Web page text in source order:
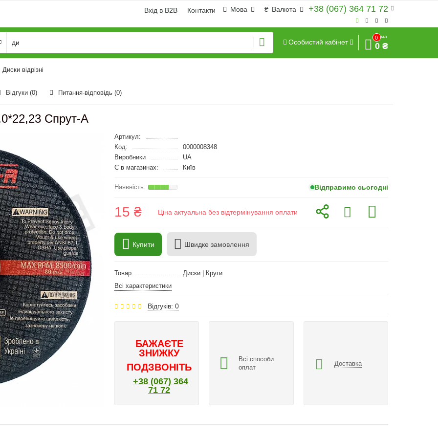
+38 (067) 364 71 72
₴ Валюта
Мова
Вхід в B2B Контакти
Особистий кабінет
0
Сума
0 ₴
Диски відрізні
Відгуки (0) Питання-відповідь (0)
Спрут-A
Артикул:
Код:
0000008348
Виробники
UA
Є в магазинах:
Київ
Відправимо сьогодні
15 ₴ Ціна актуальна без відтермінування оплати
Купити Швидке замовлення
Товар
Диски | Круги
Всі характеристики
Відгуків: 0
БАЖАЄТЕ
ЗНИЖКУ
ПОДЗВОНІТЬ
+38 (067) 364
71 72
Всі способи
оплат
Доставка